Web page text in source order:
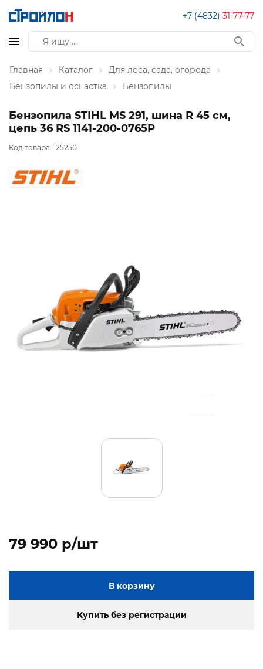
+7 (4832) 31-77-77
Главная Каталог
Для леса, сада, огорода
Бензопилы и оснастка
Бензопилы
Бензопила STIHL MS 291, шина R 45 см,
цепь 36 RS 1141-200-0765P
Код товара: 125250
79 990 p/шт
В корзину
Купить без регистрации